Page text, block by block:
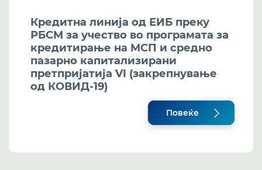
Кредитна линија од ЕИБ преку
РБСМ за учество во програмата за
кредитирање на МСП и средно
пазарно капитализирани
претпријатија VI (закрепнување
од КОВИД-19)
Повеќе